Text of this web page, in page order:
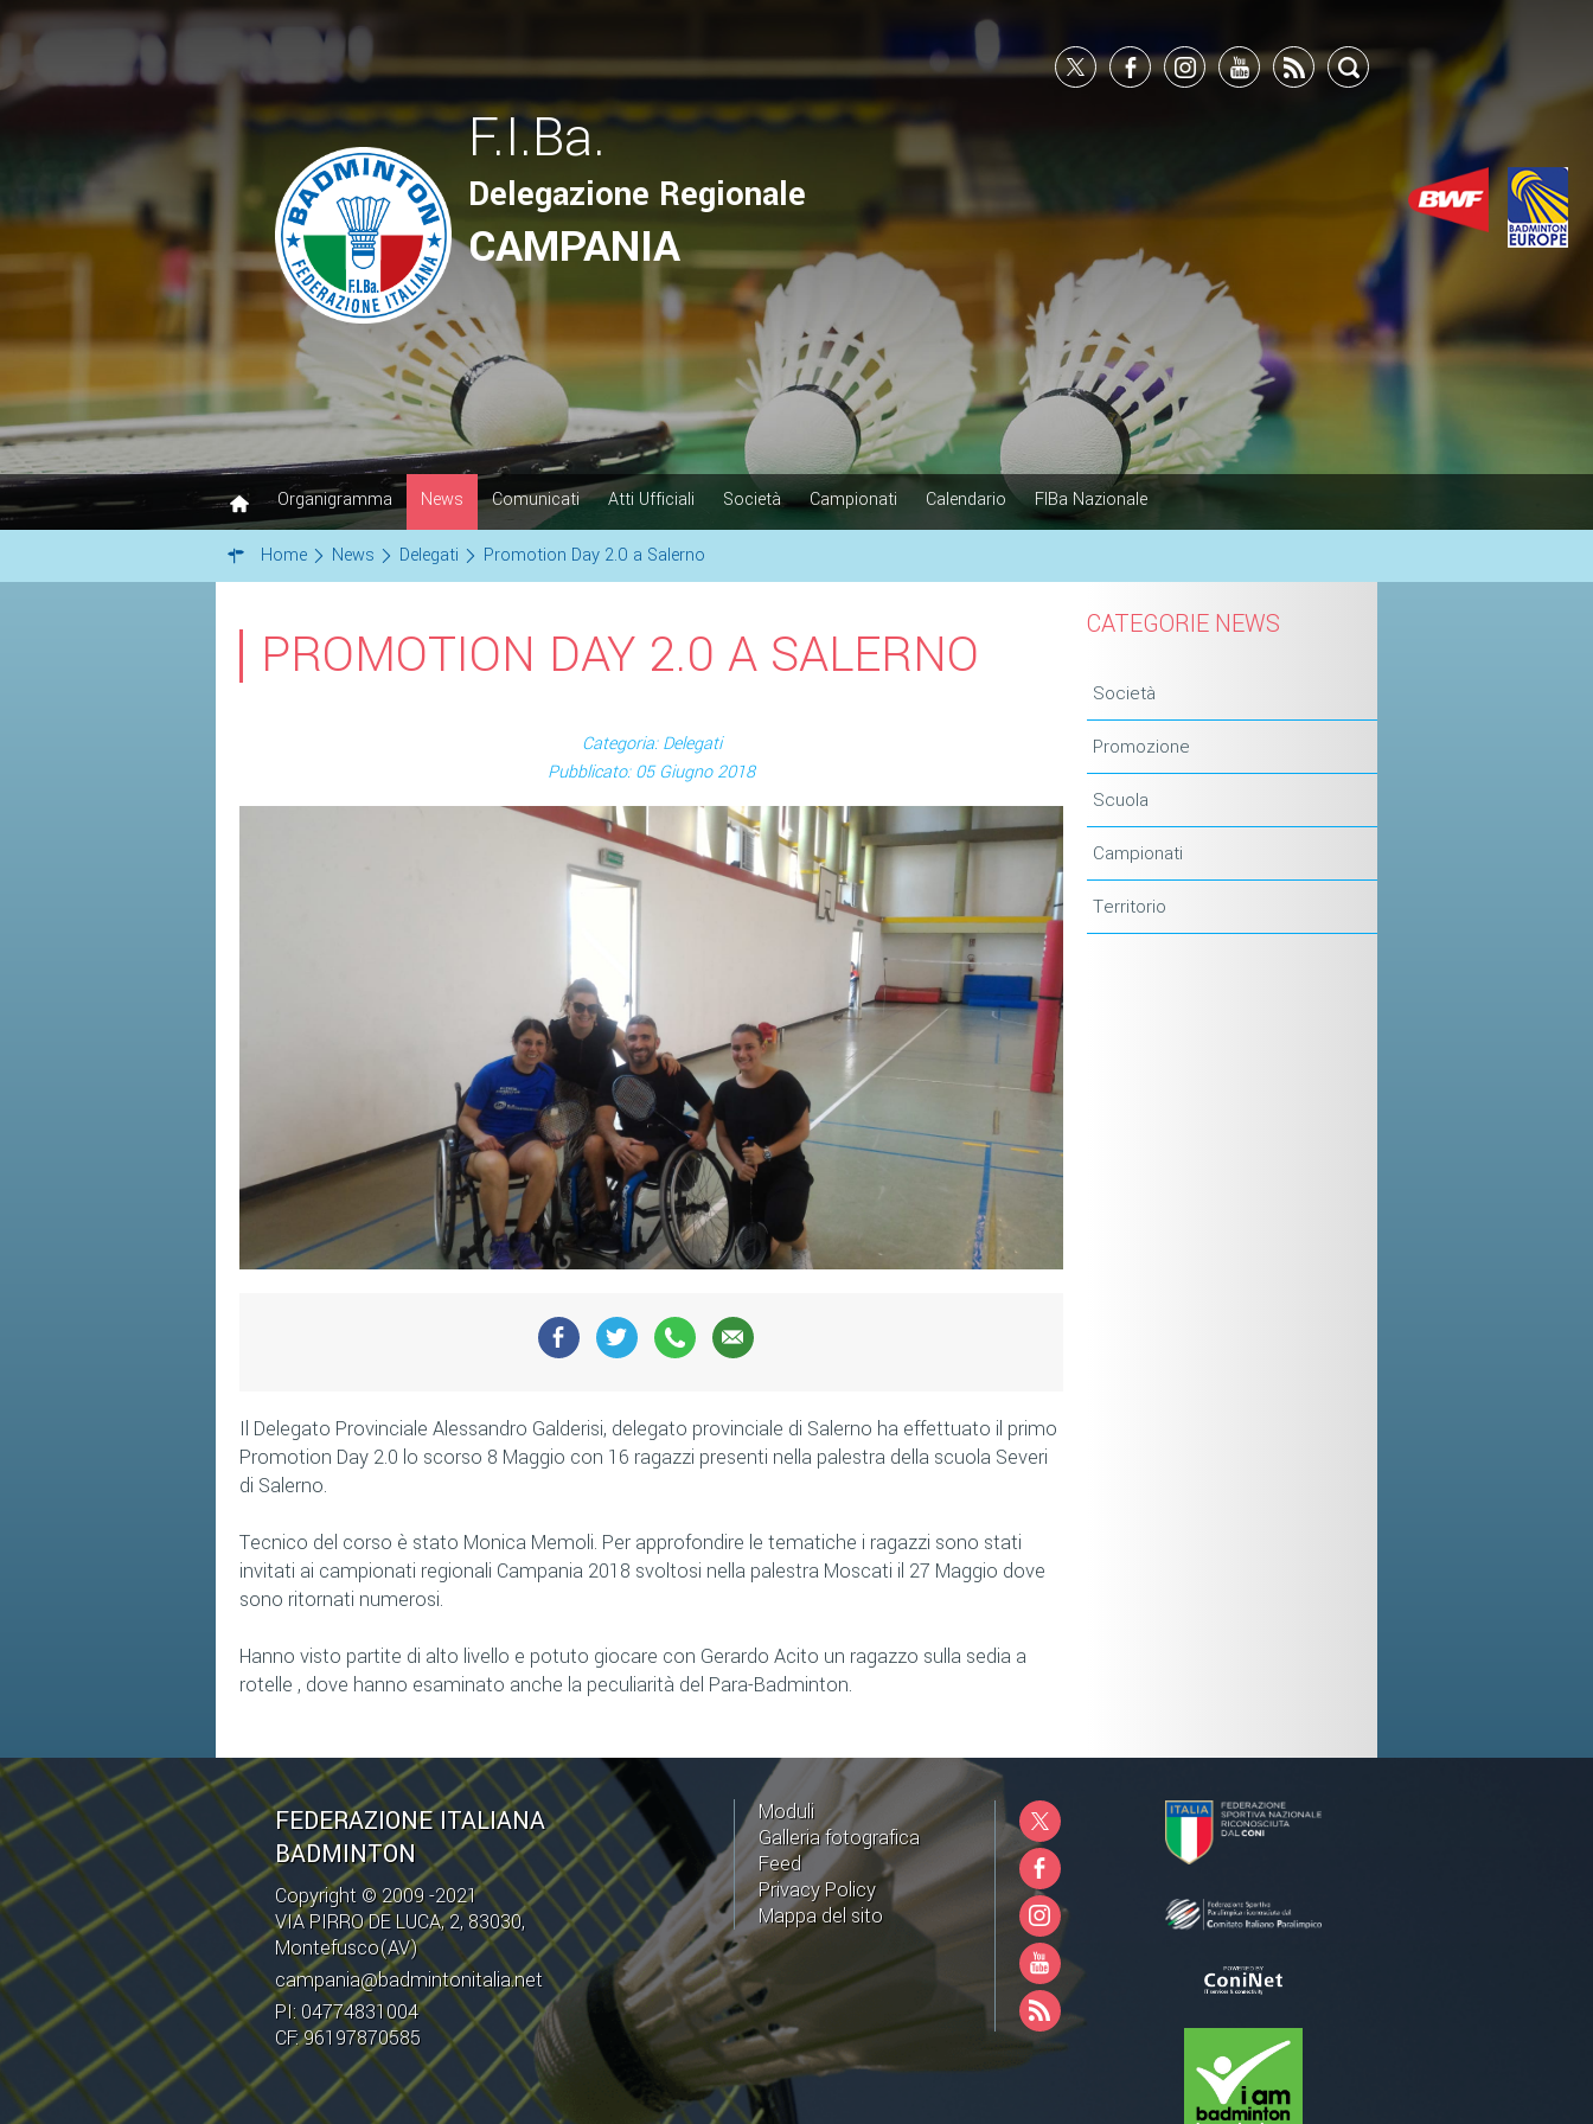
F.I.Ba.
Delegazione Regionale
CAMPANIA
Organigramma News Comunicati Atti Ufficiali Società Campionati Calendario FIBa Nazionale
Home News Delegati Promotion Day 2.0 a Salerno
PROMOTION DAY 2.0 A SALERNO
Categoria: Delegati
Pubblicato: 05 Giugno 2018
Il Delegato Provinciale Alessandro Galderisi, delegato provinciale di Salerno ha effettuato il primo
Promotion Day 2.0 lo scorso 8 Maggio con 16 ragazzi presenti nella palestra della scuola Severi
di Salerno.
Tecnico del corso è stato Monica Memoli. Per approfondire le tematiche i ragazzi sono stati
invitati ai campionati regionali Campania 2018 svoltosi nella palestra Moscati il 27 Maggio dove
sono ritornati numerosi.
Hanno visto partite di alto livello e potuto giocare con Gerardo Acito un ragazzo sulla sedia a
rotelle , dove hanno esaminato anche la peculiarità del Para-Badminton.
CATEGORIE NEWS
Società
Promozione
Scuola
Campionati
Territorio
FEDERAZIONE ITALIANA
BADMINTON
Copyright © 2009 -2021
VIA PIRRO DE LUCA, 2, 83030,
Montefusco(AV)
campania@badmintonitalia.net
PI: 04774831004
CF: 96197870585
Moduli
Galleria fotografica
Feed
Privacy Policy
Mappa del sito